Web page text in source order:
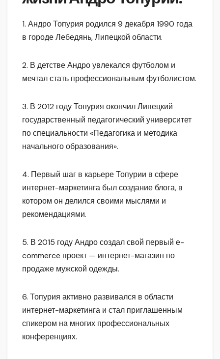
1. Андро Топурия родился 9 декабря 1990 года
в городе Лебедянь, Липецкой области.
2. В детстве Андро увлекался футболом и
мечтал стать профессиональным футболистом.
3. В 2012 году Топурия окончил Липецкий
государственный педагогический университет
по специальности «Педагогика и методика
начального образования».
4. Первый шаг в карьере Топурии в сфере
интернет-маркетинга был создание блога, в
котором он делился своими мыслями и
рекомендациями.
5. В 2015 году Андро создал свой первый е-
commerce проект — интернет-магазин по
продаже мужской одежды.
6. Топурия активно развивался в области
интернет-маркетинга и стал приглашенным
спикером на многих профессиональных
конференциях.